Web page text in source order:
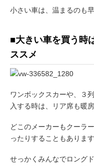
小さい車は、温まるのも
■大きい車を買う時
ススメ
ワンボックスカーや、３
入する時は、リア席も暖
どこのメーカーもクーラ
ったりすることもあります
せっかくみんなでロング